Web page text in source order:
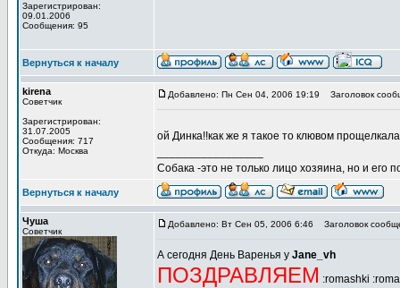
Зарегистрирован:
09.01.2006
Сообщения: 95
Вернуться к началу
kirena
Советчик
Зарегистрирован:
31.07.2005
Сообщения: 717
Откуда: Москва
Добавлено: Пн Сен 04, 2006 19:19 Заголовок
ой Динка!!как же я такое то клювом
Собака -это не только лицо хозяина, но и его
Вернуться к началу
Чуша
Советчик
Добавлено: Вт Сен 05, 2006 6:46 Заголовок
А сегодня День Варенья у Jane_vh
ПОЗДРАВЛЯЕМ :romashki